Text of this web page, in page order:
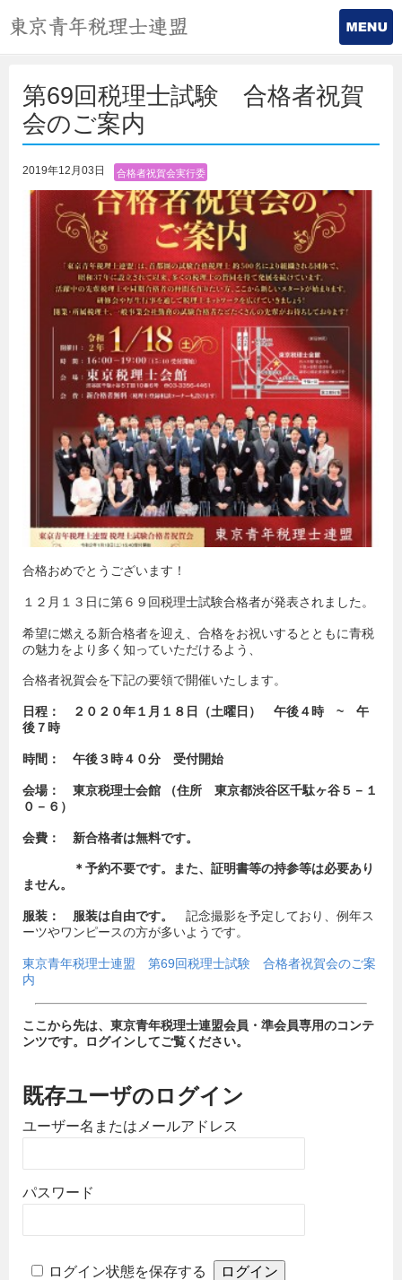
第69回税理士試験 合格者祝賀
会のご案内
2019年12月03日
合格者祝賀会実行委
員会
合格おめでとうございます！
１２月１３日に第６９回税理士試験合格者が発表されました。
希望に燃える新合格者を迎え、合格をお祝いするとともに青税
の魅力をより多く知っていただけるよう、
合格者祝賀会を下記の要領で開催いたします。
日程： ２０２０年１月１８日（土曜日） 午後４時 ~ 午
後７時
時間： 午後３時４０分 受付開始
会場： 東京税理士会館 （住所 東京都渋谷区千駄ヶ谷５－１
０－６）
会費： 新合格者は無料です。
＊予約不要です。また、 証明書等の持参等は必要あり
ません。
服装： 服装は自由です。 記念撮影を予定しており、例年ス
ーツやワンピースの方が多いようです。
東京青年税理士連盟 第69回税理士試験 合格者祝賀会のご案
内
ここから先は、東京青年税理士連盟会員・準会員専用のコンテ
ンツです。ログインしてご覧ください。
既存ユーザのログイン
ユーザー名またはメールアドレス
パスワード
ログイン状態を保存する